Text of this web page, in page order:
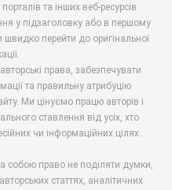
та інших веб-ресурсів
у підзаголовку або в першому
швидко перейти до оригінальної
права, забезпечувати
та правильну атрибуцію
Ми цінуємо працю авторів і
ставлення від усіх, хто
чи інформаційних цілях.
собою право не поділяти думки,
статтях, аналітичних